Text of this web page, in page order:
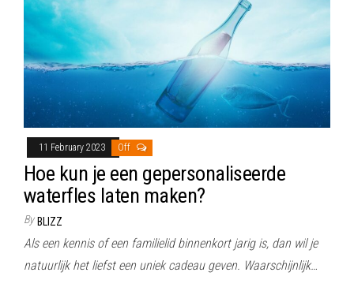
11 February 2023 Off
Hoe kun je een gepersonaliseerde
waterfles laten maken?
By BLIZZ
Als een kennis of een familielid binnenkort jarig is, dan wil je
natuurlijk het liefst een uniek cadeau geven. Waarschijnlijk…